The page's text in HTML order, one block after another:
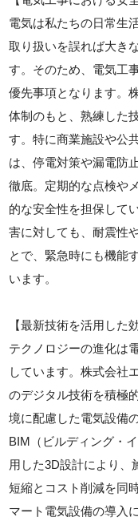
電気は私たちの日常生
取り扱いを誤れば大き
す。そのため、電気工
優先事項となります。
体制のもと、熟練した
す。特に商業施設や公
は、停電対策や漏電防
徹底。定期的な点検や
的な安全性を担保して
害に対しても、耐震性
とで、緊急時にも機能
います。
【最新技術を活用した
テクノロジーの進化は
しています。株式会社
のデジタル技術を積極
境に配慮した電気設備
BIM（ビルディング・
用した3D設計により、
短縮とコスト削減を同
マート電気設備の導入